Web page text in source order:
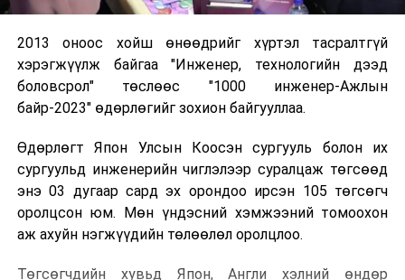
2013 оноос хойш өнөөдрийг хүртэл тасралтгүй
хэрэгжүүлж байгаа "Инженер, технологийн дээд
боловсрол" төслөөс "1000 инженер-Ажлын
байр-2023" өдөрлөгийг зохион байгууллаа.
Өдөрлөгт Япон Улсын Коосэн сургууль болон их
сургуульд инженерийн чиглэлээр суралцаж төгсөөд
энэ 03 дугаар сард эх орондоо ирсэн 105 төгсөгч
оролцсон юм. Мөн үндэсний хэмжээний томоохон
аж ахуйн нэгжүүдийн төлөөлөл оролцлоо.
Төгсөгчдийн хувьд Япон, Англи хэлний өндөр